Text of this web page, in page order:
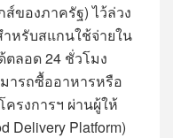
ส์ของภาครัฐ) ไว้ล่วง
หรับสแกนใช้จ่ายใน
ตลอด 24 ชั่วโมง
รถซื้ออาหารหรือ
ครงการฯ ผ่านผู้ให้
Delivery Platform)